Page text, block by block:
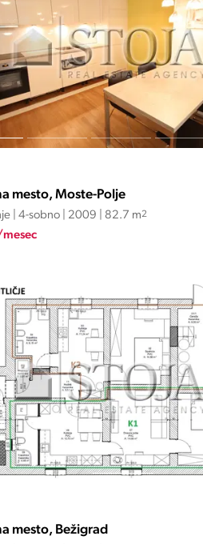
mesto, Moste-Polje
| 4-sobno | 2009 | 82.7 m2
mesto, Bežigrad